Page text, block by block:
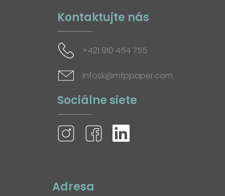
Kontaktujte nás
+421 910 454 755
infosk@mfppaper.com
Sociálne siete
Adresa